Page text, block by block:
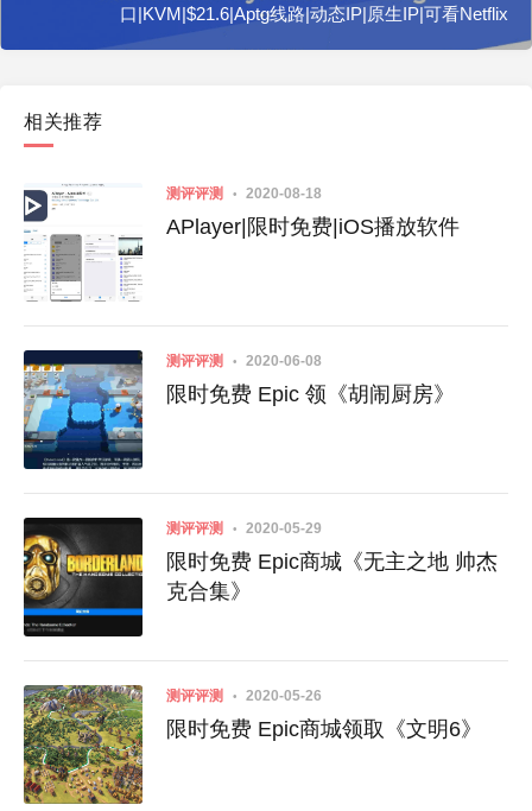
口|KVM|$21.6|Aptg线路|动态IP|原生IP|可看Netflix
相关推荐
测评评测 2020-08-18
APlayer|限时免费|iOS播放软件
测评评测 2020-06-08
限时免费 Epic 领《胡闹厨房》
测评评测 2020-05-29
限时免费 Epic商城《无主之地 帅杰
克合集》
测评评测 2020-05-26
限时免费 Epic商城领取《文明6》